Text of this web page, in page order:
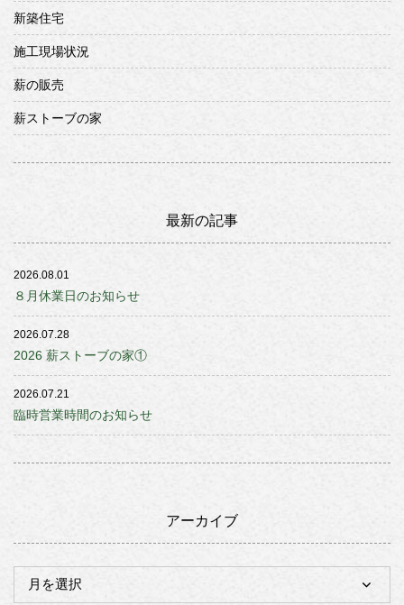
新築住宅
施工現場状況
薪の販売
薪ストーブの家
最新の記事
2026.08.01
８月休業日のお知らせ
2026.07.28
2026 薪ストーブの家①
2026.07.21
臨時営業時間のお知らせ
アーカイブ